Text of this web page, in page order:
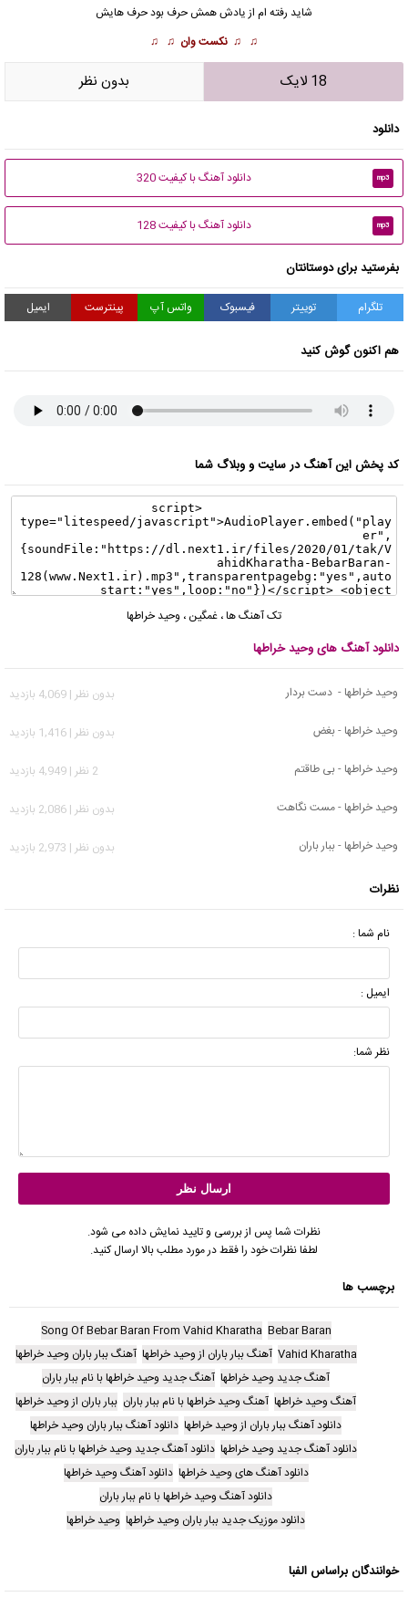
شاید رفته ام از یادش همش حرف بود حرف هایش
♫ ♫ نکست وان ♫ ♫
18 لایک بدون نظر
دانلود
mp3 دانلود آهنگ با کیفیت 320
mp3 دانلود آهنگ با کیفیت 128
بفرستید برای دوستانتان
تلگرام توییتر فیسبوک واتس آپ پینترست ایمیل
هم اکنون گوش کنید
کد پخش این آهنگ در سایت و وبلاگ شما
تک آهنگ ها، غمگین ، وحید خراطها
دانلود آهنگ های وحید خراطها
وحید خراطها - دست بردار
بدون نظر | 4,069 بازدید
وحید خراطها - بغض
بدون نظر | 1,416 بازدید
وحید خراطها - بی طاقتم
2 نظر | 4,949 بازدید
وحید خراطها - مست نگاهت
بدون نظر | 2,086 بازدید
وحید خراطها - ببار باران
بدون نظر | 2,973 بازدید
نظرات
نام شما :
ایمیل :
نظر شما:
نظرات شما پس از بررسی و تایید نمایش داده می شود.
لطفا نظرات خود را فقط در مورد مطلب بالا ارسال کنید.
برچسب ها
Bebar Baran
Song Of Bebar Baran From Vahid Kharatha
Vahid Kharatha آهنگ ببار باران از وحید خراطها آهنگ ببار باران وحید خراطها
آهنگ جدید وحید خراطها آهنگ جدید وحید خراطها با نام ببار باران
آهنگ وحید خراطها آهنگ وحید خراطها با نام ببار باران ببار باران از وحید خراطها
دانلود آهنگ ببار باران از وحید خراطها دانلود آهنگ ببار باران وحید خراطها
دانلود آهنگ جدید وحید خراطها دانلود آهنگ جدید وحید خراطها با نام ببار باران
دانلود آهنگ های وحید خراطها دانلود آهنگ وحید خراطها
دانلود آهنگ وحید خراطها با نام ببار باران
دانلود موزیک جدید ببار باران وحید خراطها وحید خراطها
خوانندگان براساس الفبا